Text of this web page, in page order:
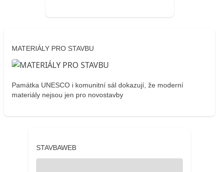
MATERIÁLY PRO STAVBU
Památka UNESCO i komunitní sál dokazují, že moderní
materiály nejsou jen pro novostavby
STAVBAWEB